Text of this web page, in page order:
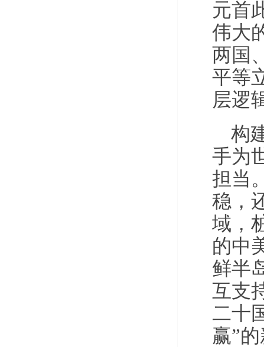
元首
伟大
两国
平等
层逻
构
手为
担当
稳，
域，
的中
鲜半
互支
二十
赢”